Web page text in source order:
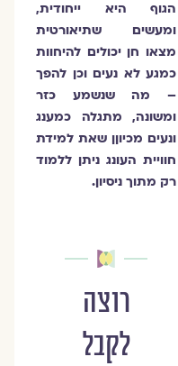
הגוף היא ייחודית,
ומעשים שתיאורטית
מצאו חן יכולים להיחוות
כמגע לא נעים וכן להפך
– מה שנשמע כזר
ומשונה, מתגלה כמענג
ונעים מכיוןן שאת למידת
חוויית העונג ניתן ללמוד
רק מתוך ניסיון.
רוצה
לקבל